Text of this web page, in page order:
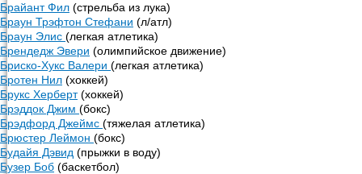
Брайант Фил (стрельба из лука)
Браун Трэфтон Стефани (л/атл)
Браун Элис (легкая атлетика)
Брендедж Эвери (олимпийское движение)
Бриско-Хукс Валери (легкая атлетика)
Бротен Нил (хоккей)
Брукс Херберт(хоккей)
Брэддок Джим (бокс)
Брэдфорд Джеймс (тяжелая атлетика)
Брюстер Леймон (бокс)
Будайя Дэвид (прыжки в воду)
Бузер Боб (баскетбол)